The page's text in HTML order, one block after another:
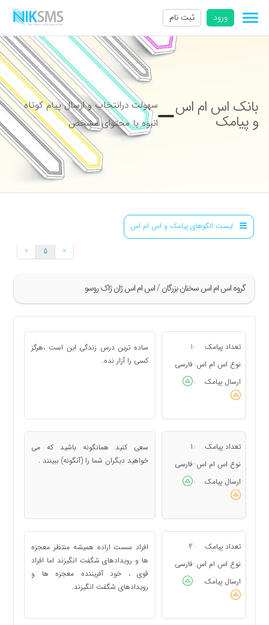
ورود ثبت نام
بانک اس ام اس
و پیامک
سهولت درانتخاب و ارسال پیام کوتاه
انبوه با محتوای مشخص
لیست الگوهای پیامک و اس ام اس
گروه اس ام اس سخنان بزرگان / اس ام اس ژان ژاک روسو
» 5 «
تعداد پیامک :
1
نوع اس ام اس : فارسی
ارسال پیامک
:
ساده ترین درس زندگی این است ،هرگز
کسی را آزار نده.
تعداد پیامک :
1
نوع اس ام اس : فارسی
ارسال پیامک
:
سعی کنید همانگونه باشید که می
خواهید دیگران شما را (آنگونه) ببینند .
تعداد پیامک :
2
نوع اس ام اس : فارسی
ارسال پیامک
:
افراد سست اراده همیشه منتظر معجزه
ها و رویدادهای شگفت انگیزند اما افراد
قوی ، خود آفریننده معجزه ها و
رویدادهای شگفت انگیزند.